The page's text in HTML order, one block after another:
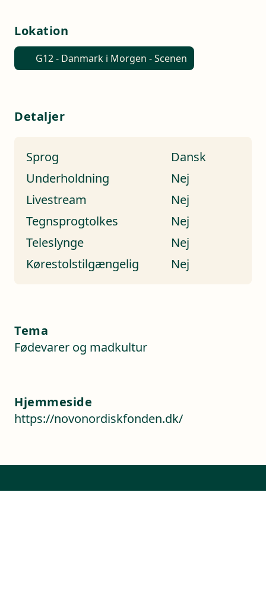
Lokation
G12 - Danmark i Morgen - Scenen
Detaljer
Sprog
Dansk
Underholdning
Nej
Livestream
Nej
Tegnsprogtolkes
Nej
Teleslynge
Nej
Kørestolstilgængelig
Nej
Tema
Fødevarer og madkultur
Hjemmeside
https://novonordiskfonden.dk/